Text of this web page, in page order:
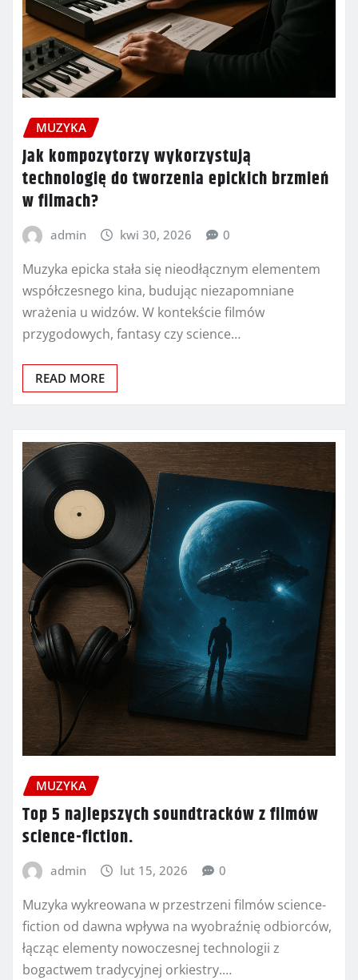
MUZYKA
Jak kompozytorzy wykorzystują
technologię do tworzenia epickich brzmień
w filmach?
admin kwi 30, 2026 0
Muzyka epicka stała się nieodłącznym elementem
współczesnego kina, budując niezapomniane
wrażenia u widzów. W kontekście filmów
przygodowych, fantasy czy science…
READ MORE
MUZYKA
Top 5 najlepszych soundtracków z filmów
science-fiction.
admin lut 15, 2026 0
Muzyka wykreowana w przestrzeni filmów science-
fiction od dawna wpływa na wyobraźnię odbiorców,
łącząc elementy nowoczesnej technologii z
bogactwem tradycyjnej orkiestry.…